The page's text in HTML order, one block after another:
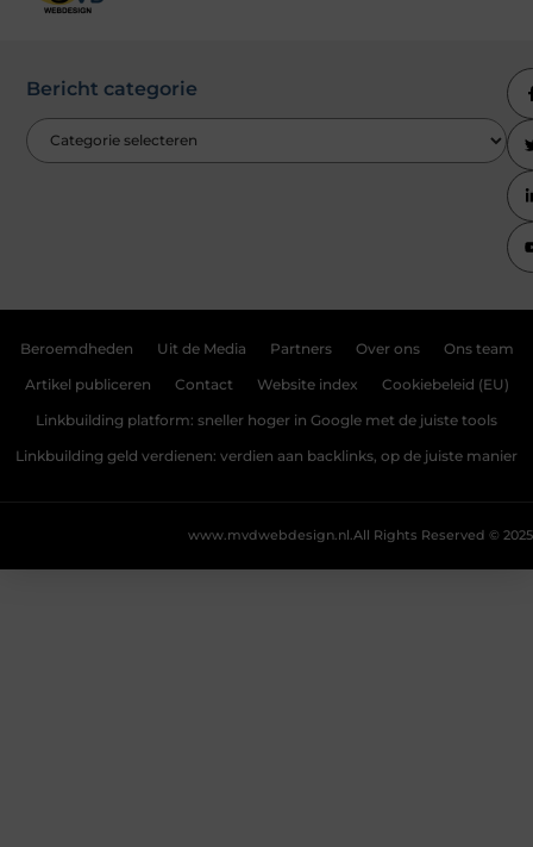
Bericht categorie
Beroemdheden Uit de Media Partners Over ons Ons team
Artikel publiceren Contact Website index Cookiebeleid (EU)
Linkbuilding platform: sneller hoger in Google met de juiste tools
Linkbuilding geld verdienen: verdien aan backlinks, op de juiste manier
All Rights Reserved © 2025
www.mvdwebdesign.nl.